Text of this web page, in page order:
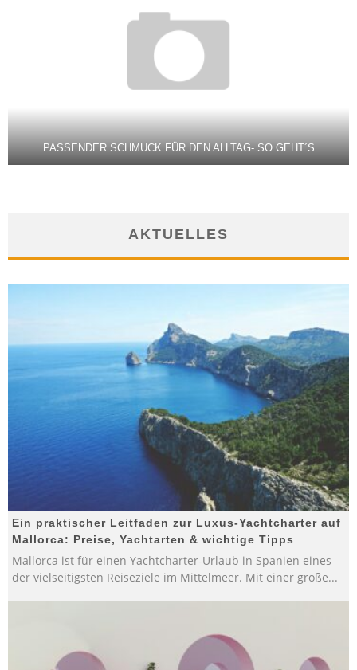
PASSENDER SCHMUCK FÜR DEN ALLTAG- SO GEHT´S
AKTUELLES
Ein praktischer Leitfaden zur Luxus-Yachtcharter auf
Mallorca: Preise, Yachtarten & wichtige Tipps
Mallorca ist für einen Yachtcharter-Urlaub in Spanien eines
der vielseitigsten Reiseziele im Mittelmeer. Mit einer große...